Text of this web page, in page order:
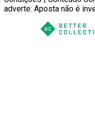
adverte: Aposta não é